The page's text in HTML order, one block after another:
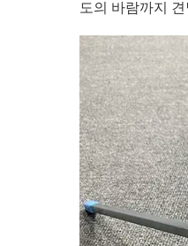
도의 바람까지